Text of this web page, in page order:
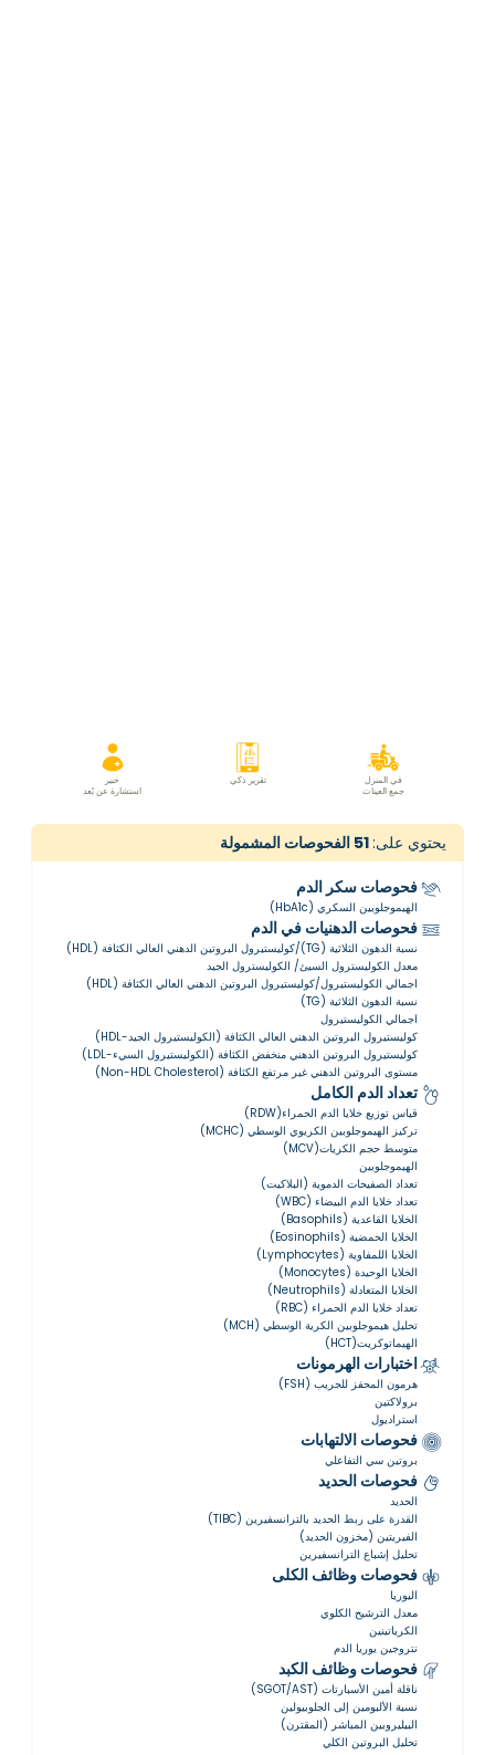
في المنزل
جمع العينات
تقرير ذكي
خبير
استشارة عن بُعد
يحتوي على:51 الفحوصات المشمولة
فحوصات سكر الدم
الهيموجلوبين السكري (HbA1c)
فحوصات الدهنيات في الدم
نسبة الدهون الثلاثية (TG)/كوليستيرول البروتين الدهني العالي الكثافة (HDL)
معدل الكوليسترول السيئ/ الكوليسترول الجيد
اجمالي الكوليستيرول/كوليستيرول البروتين الدهني العالي الكثافة (HDL)
نسبة الدهون الثلاثية (TG)
اجمالي الكوليستيرول
كوليستيرول البروتين الدهني العالي الكثافة (الكوليستيرول الجيد-HDL)
كوليستيرول البروتين الدهني منخفض الكثافة (الكوليستيرول السيء-LDL)
مستوى البروتين الدهني غير مرتفع الكثافة (Non-HDL Cholesterol)
تعداد الدم الكامل
قياس توزيع خلايا الدم الحمراء(RDW)
تركيز الهيموجلوبين الكريوي الوسطي (MCHC)
متوسط حجم الكريات(MCV)
الهيموجلوبين
تعداد الصفيحات الدموية (البلاكيت)
تعداد خلايا الدم البيضاء (WBC)
الخلايا القاعدية (Basophils)
الخلايا الحمضية (Eosinophils)
الخلايا اللمفاوية (Lymphocytes)
الخلايا الوحيدة (Monocytes)
الخلايا المتعادلة (Neutrophils)
تعداد خلايا الدم الحمراء (RBC)
تحليل هيموجلوبين الكرية الوسطي (MCH)
الهيماتوكريت(HCT)
اختبارات الهرمونات
هرمون المحفز للجريب (FSH)
برولاكتين
استراديول
فحوصات الالتهابات
بروتين سي التفاعلي
فحوصات الحديد
الحديد
القدرة على ربط الحديد بالترانسفيرين (TIBC)
الفيريتين (مخزون الحديد)
تحليل إشباع الترانسفيرين
فحوصات وظائف الكلى
اليوريا
معدل الترشيح الكلوي
الكرياتينين
نتروجين يوريا الدم
فحوصات وظائف الكبد
ناقلة أمين الأسبارتات (SGOT/AST)
نسبة الألبومين إلى الجلوبيولين
البيليروبين المباشر (المقترن)
تحليل البروتين الكلي